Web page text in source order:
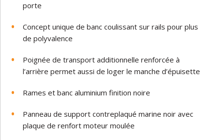
porte
Concept unique de banc coulissant sur rails pour plus
de polyvalence
Poignée de transport additionnelle renforcée à
l’arrière permet aussi de loger le manche d’épuisette
Rames et banc aluminium finition noire
Panneau de support contreplaqué marine noir avec
plaque de renfort moteur moulée